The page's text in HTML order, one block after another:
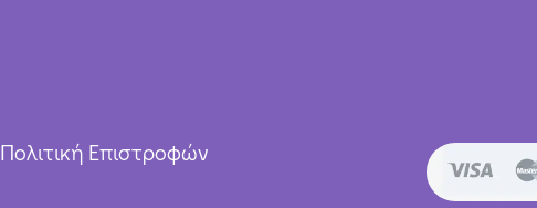
Πολιτική Επιστροφών